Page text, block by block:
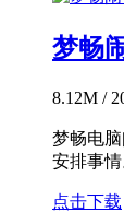
梦畅
8.12M /
梦畅电
安排事
点击下载